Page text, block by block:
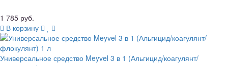
1 785 руб.
В корзину
Универсальное средство Meyvel 3 в 1 (Альгицид/коагулянт/